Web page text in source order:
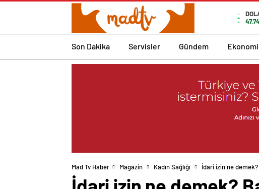
Son Dakika Servisler Gündem Ekonomi
Mad Tv Haber Magazin Kadın Sağlığı İdari izin ne